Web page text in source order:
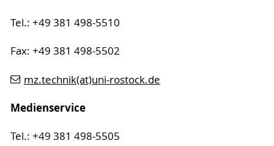
Tel.: +49 381 498-5510
Fax: +49 381 498-5502
mz.technik(at)uni-rostock.de
Medienservice
Tel.: +49 381 498-5505